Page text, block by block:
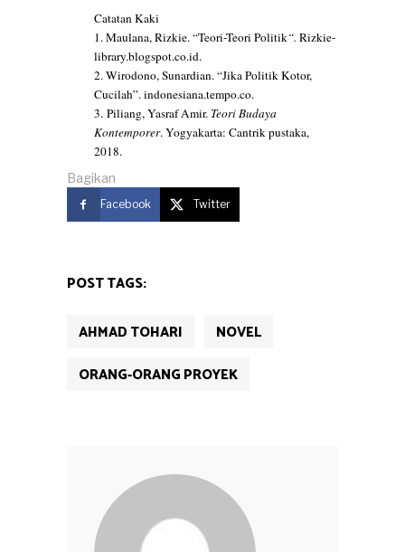
Catatan Kaki
1. Maulana, Rizkie. “Teori-Teori Politik“. Rizkie-
library.blogspot.co.id.
2. Wirodono, Sunardian. “Jika Politik Kotor,
Cucilah”.indonesiana.tempo.co.
3. Piliang, Yasraf Amir. Teori Budaya
Kontemporer. Yogyakarta: Cantrik pustaka,
2018.
Bagikan
Facebook Twitter
POST TAGS:
AHMAD TOHARI
NOVEL
ORANG-ORANG PROYEK